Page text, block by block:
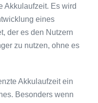
Akkulaufzeit. Es wird
eines
der es den Nutzern
zu nutzen, ohne es
Akkulaufzeit ein
Besonders wenn